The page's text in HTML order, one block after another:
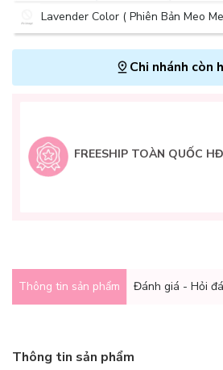
Lavender Color ( Phiên Bản Meo
Chi nhánh còn
FREESHIP TOÀN QUỐC
Thông tin sản phẩm Đánh giá - Hỏi
Thông tin sản phẩm